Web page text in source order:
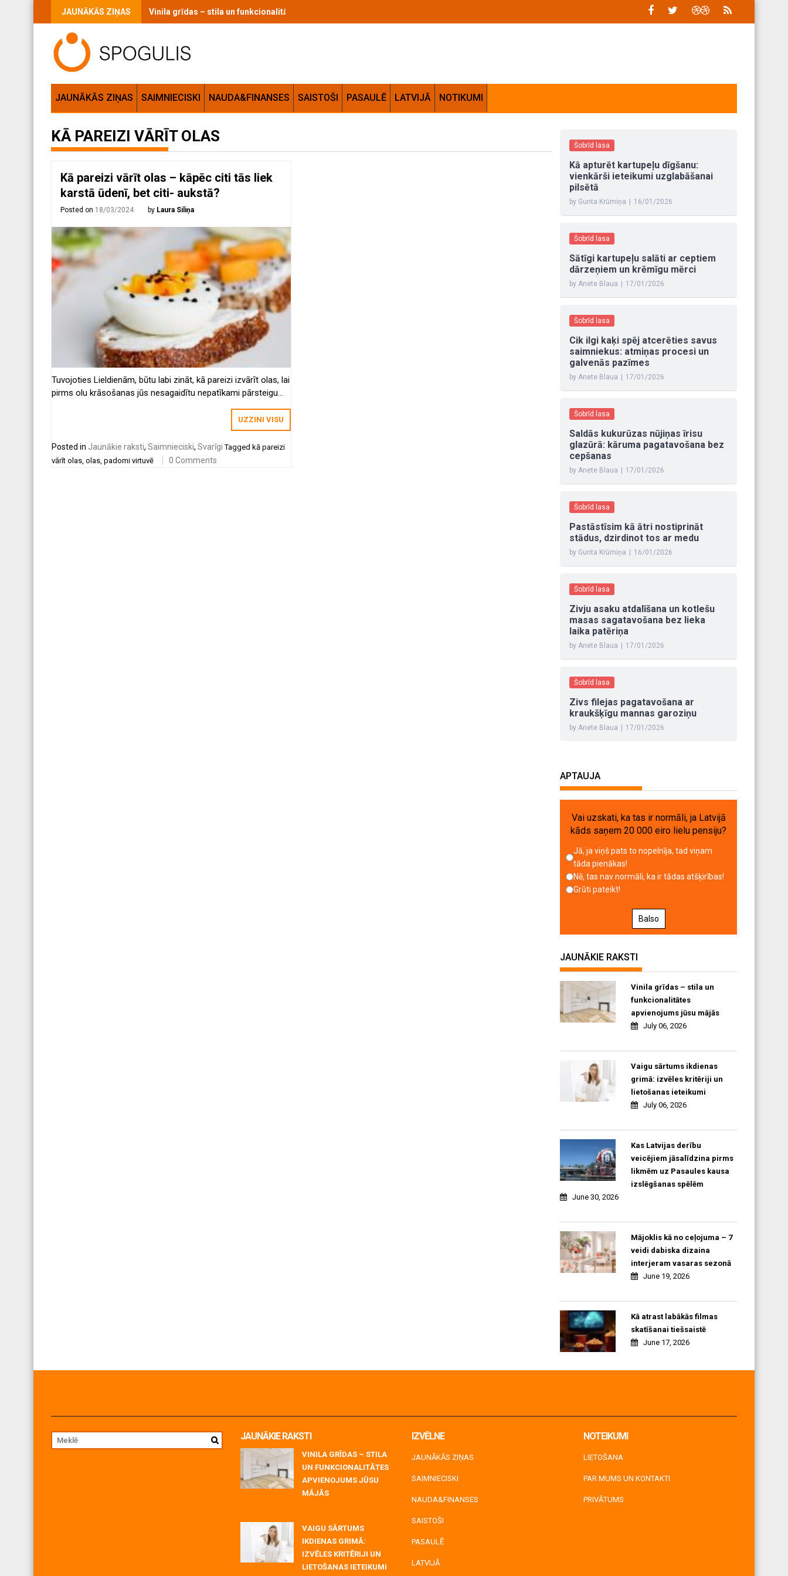
JAUNĀKĀS ZIŅAS Vinila grīdas – stila un funkcionalitātes apvienojums jūsu mājās
JAUNĀKĀS ZIŅAS SAIMNIECISKI NAUDA&FINANSES SAISTOŠI PASAULĒ LATVIJĀ NOTIKUMI
KĀ PAREIZI VĀRĪT OLAS
Kā pareizi vārīt olas – kāpēc citi tās liek
karstā ūdenī, bet citi- aukstā?
Posted on 18/03/2024 by Laura Siliņa
Tuvojoties Lieldienām, būtu labi zināt, kā pareizi izvārīt olas, lai
pirms olu krāsošanas jūs nesagaidītu nepatīkami pārsteigumi.
UZZINI VISU
Posted in Jaunākie raksti, Saimnieciski, Svarīgi Tagged kā pareizi
vārīt olas, olas, padomi virtuvē 0 Comments
Šobrīd lasa
Kā apturēt kartupeļu dīgšanu:
vienkārši ieteikumi uzglabāšanai
pilsētā
by Gunta Krūmiņa 16/01/2026
Šobrīd lasa
Sātīgi kartupeļu salāti ar ceptiem
dārzeņiem un krēmīgu mērci
by Anete Blaua 17/01/2026
Šobrīd lasa
Cik ilgi kaķi spēj atcerēties savus
saimniekus: atmiņas procesi un
galvenās pazīmes
by Anete Blaua 17/01/2026
Šobrīd lasa
Saldās kukurūzas nūjiņas īrisu
glazūrā: kāruma pagatavošana bez
cepšanas
by Anete Blaua 17/01/2026
Šobrīd lasa
Pastāstīsim kā ātri nostiprināt
stādus, dzirdinot tos ar medu
by Gunta Krūmiņa 16/01/2026
Šobrīd lasa
Zivju asaku atdalīšana un kotlešu
masas sagatavošana bez lieka
laika patēriņa
by Anete Blaua 17/01/2026
Šobrīd lasa
Zivs filejas pagatavošana ar
kraukšķīgu mannas garoziņu
by Anete Blaua 17/01/2026
APTAUJA
Vai uzskati, ka tas ir normāli, ja Latvijā
kāds saņem 20 000 eiro lielu pensiju?
Jā, ja viņš pats to nopelnīja, tad viņam
tāda pienākas!
Nē, tas nav normāli, ka ir tādas atšķirības!
Grūti pateikt!
Balso
JAUNĀKIE RAKSTI
Vinila grīdas – stila un
funkcionalitātes
apvienojums jūsu mājās
July 06, 2026
Vaigu sārtums ikdienas
grimā: izvēles kritēriji un
lietošanas ieteikumi
July 06, 2026
Kas Latvijas derību
veicējiem jāsalīdzina pirms
likmēm uz Pasaules kausa
izslēgšanas spēlēm
June 30, 2026
Mājoklis kā no ceļojuma – 7
veidi dabiska dizaina
interjeram vasaras sezonā
June 19, 2026
Kā atrast labākās filmas
skatīšanai tiešsaistē
June 17, 2026
JAUNĀKIE RAKSTI
VINILA GRĪDAS – STILA
UN FUNKCIONALITĀTES
APVIENOJUMS JŪSU
MĀJĀS
VAIGU SĀRTUMS
IKDIENAS GRIMĀ:
IZVĒLES KRITĒRIJI UN
LIETOŠANAS IETEIKUMI
IZVĒLNE
JAUNĀKĀS ZIŅAS
SAIMNIECISKI
NAUDA&FINANSES
SAISTOŠI
PASAULĒ
LATVIJĀ
NOTEIKUMI
LIETOŠANA
PAR MUMS UN KONTAKTI
PRIVĀTUMS